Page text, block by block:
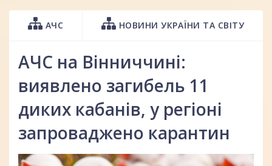
АЧС НОВИНИ УКРАЇНИ ТА СВІТУ
АЧС на Вінниччині:
виявлено загибель 11
диких кабанів, у регіоні
запроваджено карантин